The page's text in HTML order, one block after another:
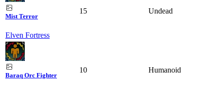
Mist Terror
Elven Fortress
15 Undead
Baraq Orc Fighter
10 Humanoid